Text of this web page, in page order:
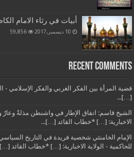
أبيات في رثاء الامام
10 ديسمبر,2017 59,856
Recent Comments
قضية المرأة بين الفكر الغربي والفكر الإسلامي -
[…]...
الشيخ قاسم: اتفاق الإطار في واشنطن مذلةٌ وعارٌ
الاخبارية: […] *خطاب القائد […]...
الإمام الخامنئي شخصية فريدة في التاريخ
للحاكمية - الولاية الاخبارية: […] *خطاب القائد